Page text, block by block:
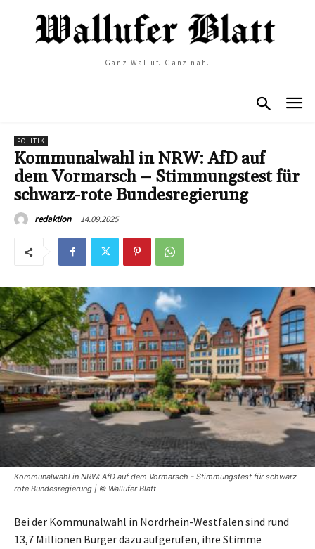
Ganz Walluf. Ganz nah.
POLITIK
Kommunalwahl in NRW: AfD auf
dem Vormarsch – Stimmungstest für
schwarz-rote Bundesregierung
redaktion 14.09.2025
Kommunalwahl in NRW: AfD auf dem Vormarsch - Stimmungstest für schwarz-
rote Bundesregierung | © Wallufer Blatt
Bei der Kommunalwahl in Nordrhein-Westfalen sind rund
13,7 Millionen Bürger dazu aufgerufen, ihre Stimme